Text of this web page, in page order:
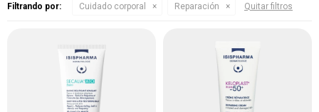
Filtrando por: Cuidado corporal Reparación Quitar filtros